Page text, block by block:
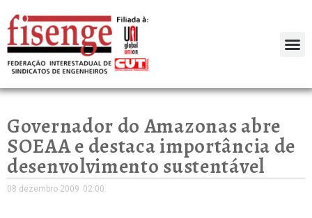
Governador do Amazonas abre
SOEAA e destaca importância de
desenvolvimento sustentável
08 dezembro 2009 02:00